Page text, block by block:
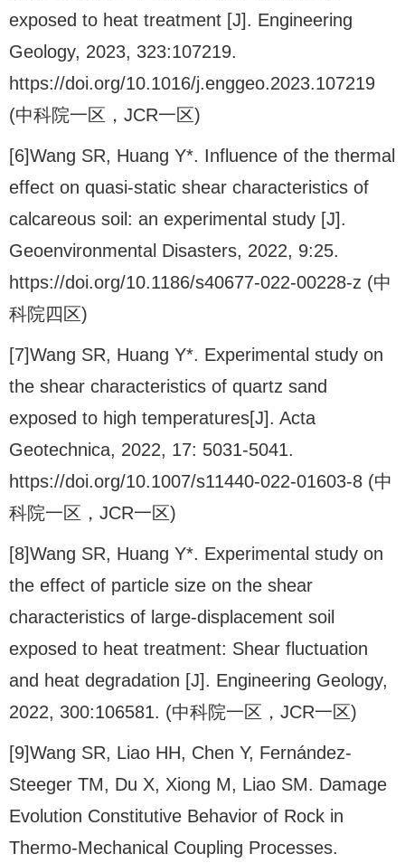
exposed to heat treatment [J]. Engineering
Geology, 2023, 323:107219.
https://doi.org/10.1016/j.enggeo.2023.107219
(中科院一区，JCR一区)
[6]Wang SR, Huang Y*. Influence of the thermal
effect on quasi-static shear characteristics of
calcareous soil: an experimental study [J].
Geoenvironmental Disasters, 2022, 9:25.
https://doi.org/10.1186/s40677-022-00228-z (中
科院四区)
[7]Wang SR, Huang Y*. Experimental study on
the shear characteristics of quartz sand
exposed to high temperatures[J]. Acta
Geotechnica, 2022, 17: 5031-5041.
https://doi.org/10.1007/s11440-022-01603-8 (中
科院一区，JCR一区)
[8]Wang SR, Huang Y*. Experimental study on
the effect of particle size on the shear
characteristics of large-displacement soil
exposed to heat treatment: Shear fluctuation
and heat degradation [J]. Engineering Geology,
2022, 300:106581. (中科院一区，JCR一区)
[9]Wang SR, Liao HH, Chen Y, Fernández-
Steeger TM, Du X, Xiong M, Liao SM. Damage
Evolution Constitutive Behavior of Rock in
Thermo-Mechanical Coupling Processes.